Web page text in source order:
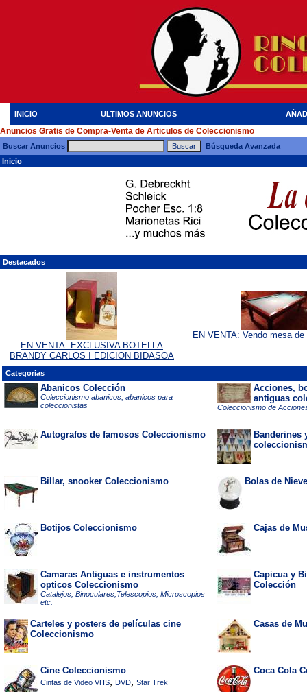
INICIO ULTIMOS ANUNCIOS
Anuncios Gratis de Compra-Venta de Articulos de Coleccionismo
Buscar Anuncios
Búsqueda Avanzada
Inicio
Destacados
EN VENTA: EXCLUSIVA BOTELLA
BRANDY CARLOS I EDICION BIDASOA
EN VENTA: Vendo mesa
Categorias
Abanicos Colección
Coleccionismo abanicos, abanicos para
coleccionistas
Acciones,
antiguas
Coleccionismo de
Autografos de famosos Coleccionismo
Banderines
Billar, snooker Coleccionismo Bolas de
Botijos Coleccionismo Cajas de
Camaras Antiguas e instrumentos
opticos Coleccionismo
Catalejos, Binoculares,Telescopios, Microscopios
etc.
Capicua y
Colección
Carteles y posters de películas cine
Coleccionismo
Casas de
Cine Coleccionismo
Cintas de Video VHS, DVD, Star Trek
Coca Cola